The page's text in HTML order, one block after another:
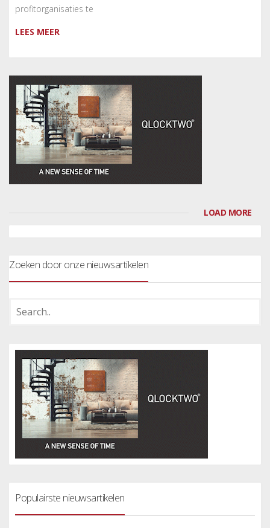
profitorganisaties te
LEES MEER
LOAD MORE
Zoeken door onze nieuwsartikelen
Populairste nieuwsartikelen